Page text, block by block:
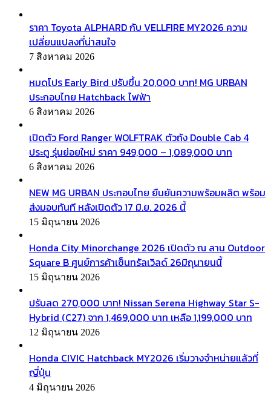
ราคา Toyota ALPHARD กับ VELLFIRE MY2026 ความ
เปลี่ยนแปลงที่น่าสนใจ
7 สิงหาคม 2026
หมดโปร Early Bird ปรับขึ้น 20,000 บาท! MG URBAN
ประกอบไทย Hatchback ไฟฟ้า
6 สิงหาคม 2026
เปิดตัว Ford Ranger WOLFTRAK ตัวถัง Double Cab 4
ประตู รุ่นย่อยใหม่ ราคา 949,000 – 1,089,000 บาท
6 สิงหาคม 2026
NEW MG URBAN ประกอบไทย ยืนยันความพร้อมผลิต พร้อม
ส่งมอบทันที หลังเปิดตัว 17 มิ.ย. 2026 นี้
15 มิถุนายน 2026
Honda City Minorchange 2026 เปิดตัว ณ ลาน Outdoor
Square B ศูนย์การค้าเซ็นทรัลเวิลด์ 26มิถุนายนนี้
15 มิถุนายน 2026
ปรับลด 270,000 บาท! Nissan Serena Highway Star S-
Hybrid (C27) จาก 1,469,000 บาท เหลือ 1,199,000 บาท
12 มิถุนายน 2026
Honda CIVIC Hatchback MY2026 เริ่มวางจำหน่ายแล้วที่
ญี่ปุ่น
4 มิถุนายน 2026